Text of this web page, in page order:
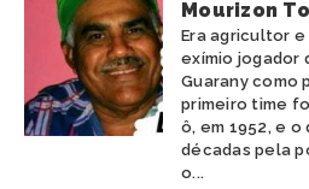
Mourizon
Era agricultor e
exímio jogador
Guarany como
primeiro time
ô, em 1952, e
décadas pela
o...